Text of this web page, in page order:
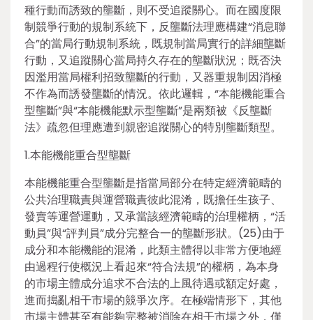
種行動而誘致的壟斷，則不受追蹤關心。而在國度限
制競爭行動的規制系統下，反壟斷法理應構建“消息聯
合”的當局行動規制系統，既規制當局實行的詳細壟斷
行動，又追蹤關心當局持久存在的壟斷狀況；既否決
因濫用當局權利招致壟斷的行動，又器重規制因消極
不作為而誘發壟斷的情況。依此邏輯，“本能機能重合
型壟斷”與“本能機能默示型壟斷”是兩類被《反壟斷
法》疏忽但理應遭到親密追蹤關心的特別壟斷類型。
1.本能機能重合型壟斷
本能機能重合型壟斷是指當局部分在特定經濟範疇的
公共治理職責與運營職責彼此混淆，既擔任生孩子、
發賣等運營運動，又承當該經濟範疇的治理權柄，“活
動員”與“評判員”成分完整合一的壟斷形狀。(25)由于
成分和本能機能的混淆，此類主體得以非常方便地經
由過程行使概況上看起來“符合法規”的權柄，為本身
的市場主體成分追求不合法的上風待遇或額定好處，
進而搗亂相干市場的競爭次序。在極端情形下，其他